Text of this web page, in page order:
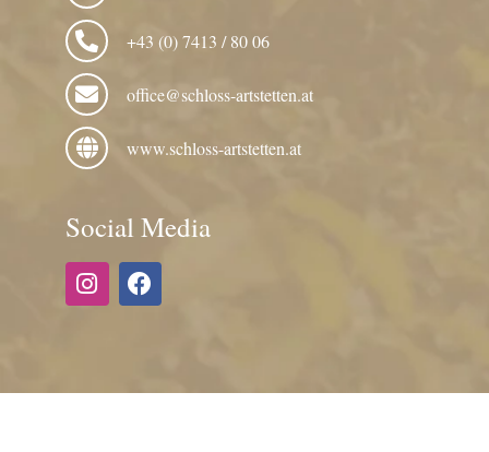
+43 (0) 7413 / 80 06
office@schloss-artstetten.at
www.schloss-artstetten.at
Social Media